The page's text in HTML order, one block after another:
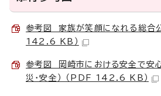
参考図 家族が笑顔になれる総合
142.6 KB）
参考図 岡崎市における安全で安
災・安全） （PDF 142.6 KB）